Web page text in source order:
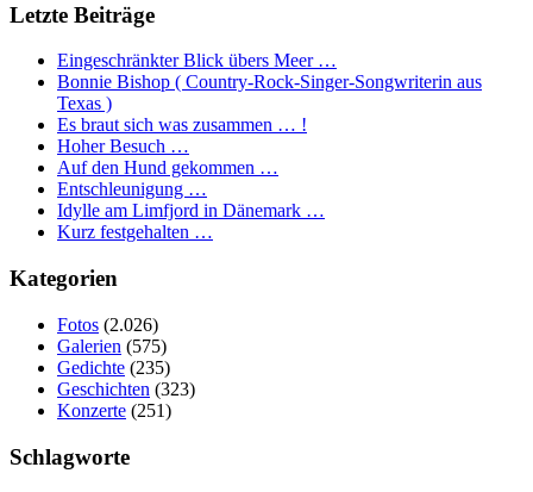
Letzte Beiträge
Eingeschränkter Blick übers Meer …
Bonnie Bishop ( Country-Rock-Singer-Songwriterin aus
Texas )
Es braut sich was zusammen … !
Hoher Besuch …
Auf den Hund gekommen …
Entschleunigung …
Idylle am Limfjord in Dänemark …
Kurz festgehalten …
Kategorien
Fotos (2.026)
Galerien (575)
Gedichte (235)
Geschichten (323)
Konzerte (251)
Schlagworte